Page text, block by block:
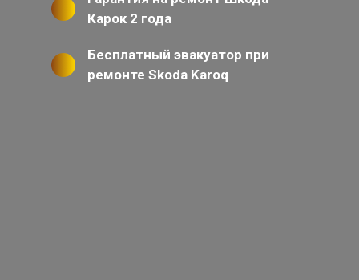
Карок 2 года
Бесплатный эвакуатор при
ремонте Skoda Karoq